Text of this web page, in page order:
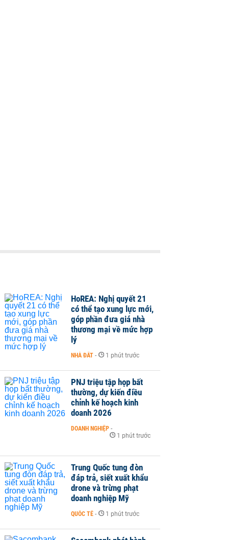
HoREA: Nghị quyết 21
có thể tạo xung lực mới,
góp phần đưa giá nhà
thương mại về mức hợp
lý
NHÀ ĐẤT - 1 phút trước
PNJ triệu tập họp bất
thường, dự kiến điều
chỉnh kế hoạch kinh
doanh 2026
DOANH NGHIỆP -
1 phút trước
Trung Quốc tung đòn
đáp trả, siết xuất khẩu
drone và trừng phạt
doanh nghiệp Mỹ
QUỐC TẾ - 1 phút trước